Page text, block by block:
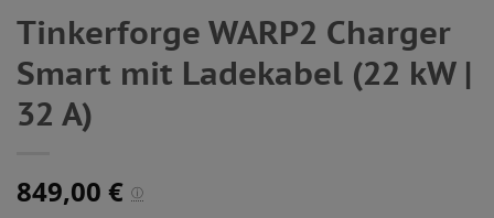
Tinkerforge WARP2 Charger
Smart mit Ladekabel (22 kW |
32 A)
849,00 € ⓘ